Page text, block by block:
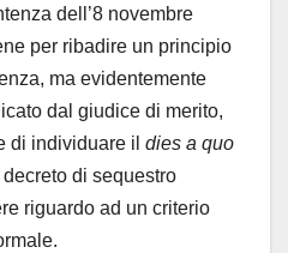
dell’8 novembre
per ribadire un principio
ma evidentemente
dal giudice di merito,
di individuare il dies a quo
di sequestro
riguardo ad un criterio